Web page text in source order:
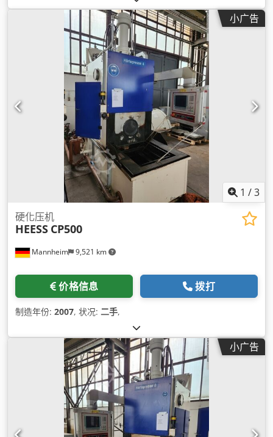
小广告
1 /3
Mannheim 9,521 km
硬化压机
HEESS CP500
价格信息 拨打
制造年份: 2007, 状况: 二手,
小广告